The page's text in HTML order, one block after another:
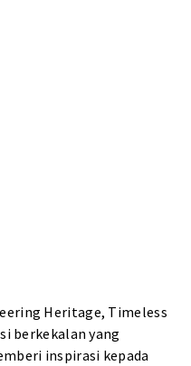
Heritage, Timeless
berkekalan yang
inspirasi kepada